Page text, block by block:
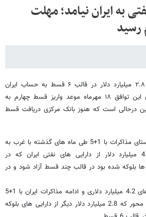
به ایران نیامد؛ مهلت
رسید
در راستای توافق ژنو بناست ۲.۸ میلیارد دلار در قالب ۶ قسط به حساب ایران
واریز شود و طبق زمان بندی این توافق ۱۸ مهرماه موعد واریز قسط چهارم به
بود این درحالی است که هنوز بانک مرکزی دریافت قسط
تیم مذاکره کننده ایرانی در راستای مذاکرات با 1+5 طی ماه های گذشته با غرب به
توافق رسید که در ابتدا 4.2 میلیارد دلار از دارایی های نفتی ایران که در
بلوکه شده بود در قالب چند قسط آزاد شود و در
بعد از اتمام سررسید قسط های 4.2 میلیارد دلاری و ادامه مذاکرات ایران با 1+5
توافق دیگری انجام شد با این محور که 2.8 میلیارد دلار دیگر از دارایی های بلوکه